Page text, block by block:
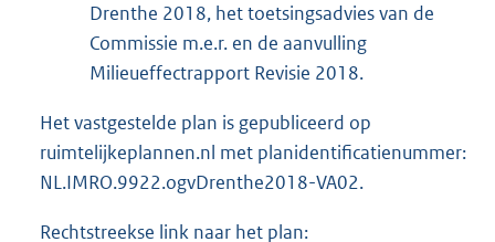
Drenthe 2018, het toetsingsadvies van de
Commissie m.e.r. en de aanvulling
Milieueffectrapport Revisie 2018.
Het vastgestelde plan is gepubliceerd op
ruimtelijkeplannen.nl met planidentificatienummer:
NL.IMRO.9922.ogvDrenthe2018-VA02.
Rechtstreekse link naar het plan: